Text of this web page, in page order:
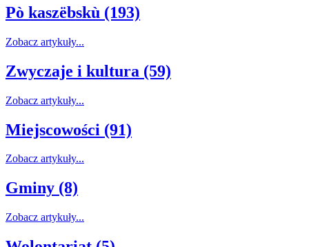
Pò kaszëbskù (193)
Zobacz artykuły...
Zwyczaje i kultura (59)
Zobacz artykuły...
Miejscowości (91)
Zobacz artykuły...
Gminy (8)
Zobacz artykuły...